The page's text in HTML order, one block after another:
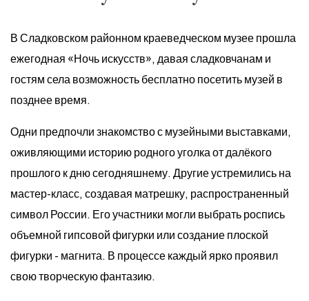
В Сладковском районном краеведческом музее прошла
ежегодная «Ночь искусств», давая сладковчанам и
гостям села возможность бесплатно посетить музей в
позднее время.
Одни предпочли знакомство с музейными выставками,
оживляющими историю родного уголка от далёкого
прошлого к дню сегодняшнему. Другие устремились на
мастер-класс, создавая матрешку, распространенный
символ России. Его участники могли выбрать роспись
объемной гипсовой фигурки или создание плоской
фигурки - магнита. В процессе каждый ярко проявил
свою творческую фантазию.